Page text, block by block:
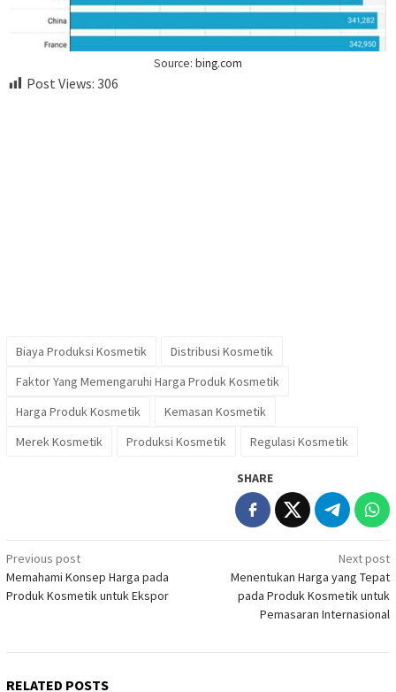
Source: bing.com
Post Views: 306
Biaya Produksi Kosmetik
Distribusi Kosmetik
Faktor Yang Memengaruhi Harga Produk Kosmetik
Harga Produk Kosmetik
Kemasan Kosmetik
Merek Kosmetik
Produksi Kosmetik Regulasi Kosmetik
SHARE
Post
navigation
Previous post
Memahami Konsep Harga pada
Produk Kosmetik untuk Ekspor
Next post
Menentukan Harga yang Tepat
pada Produk Kosmetik untuk
Pemasaran Internasional
RELATED POSTS